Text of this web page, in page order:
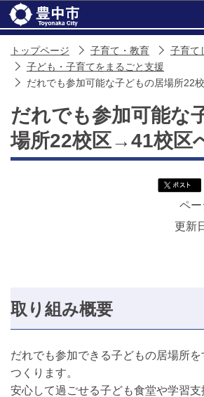
トップページ 子育て・教育
子育て
子ども・子育てをまるごと支援
だれでも参加可能な子どもの居場所22
だれでも参加可能な
場所22校区→41校区
ペ
更新
取り組み概要
だれでも参加できる子どもの居場所
つくります。
安心して過ごせる子ども食堂や学習